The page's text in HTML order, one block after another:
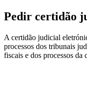
Pedir certidão
A certidão judicial
processos dos tribunais
fiscais e dos processos